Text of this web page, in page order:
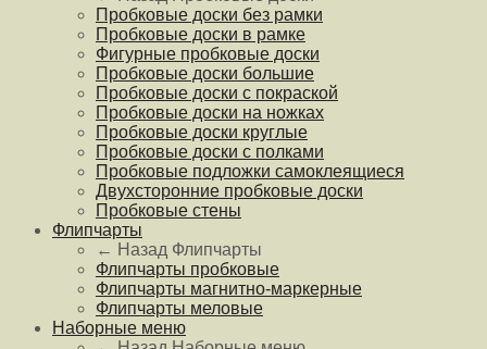
Пробковые доски без рамки
Пробковые доски в рамке
Фигурные пробковые доски
Пробковые доски большие
Пробковые доски с покраской
Пробковые доски на ножках
Пробковые доски круглые
Пробковые доски с полками
Пробковые подложки самоклеящиеся
Двухсторонние пробковые доски
Пробковые стены
Флипчарты
← Назад Флипчарты
Флипчарты пробковые
Флипчарты магнитно-маркерные
Флипчарты меловые
Наборные меню